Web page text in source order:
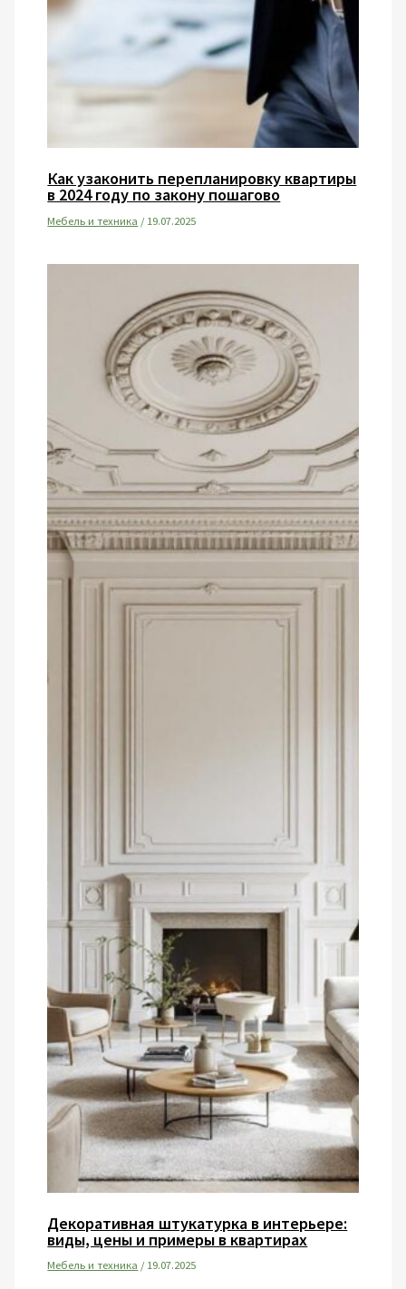
Как узаконить перепланировку квартиры
в 2024 году по закону пошагово
Мебель и техника /19.07.2025
Декоративная штукатурка в интерьере:
виды, цены и примеры в квартирах
Мебель и техника /19.07.2025